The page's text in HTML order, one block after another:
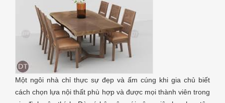
Một ngôi nhà chỉ thực sự đẹp và ấm cúng khi gia chủ biết
cách chọn lựa nội thất phù hợp và được mọi thành viên trong